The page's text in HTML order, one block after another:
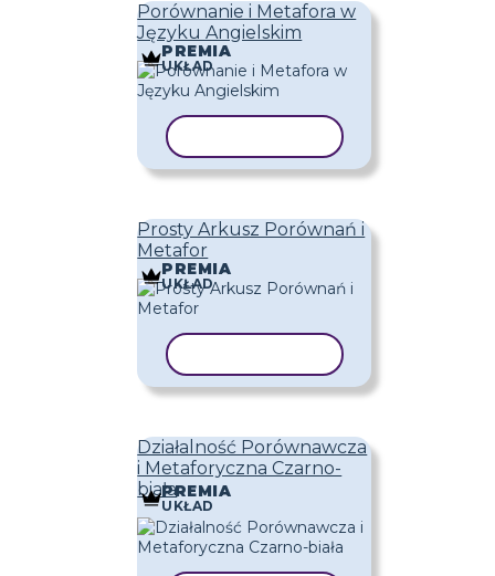
Porównanie i Metafora w
Języku Angielskim
PREMIA
UKŁAD
Prosty Arkusz Porównań i
Metafor
PREMIA
UKŁAD
Działalność Porównawcza
i Metaforyczna Czarno-
białaPREMIA
UKŁAD